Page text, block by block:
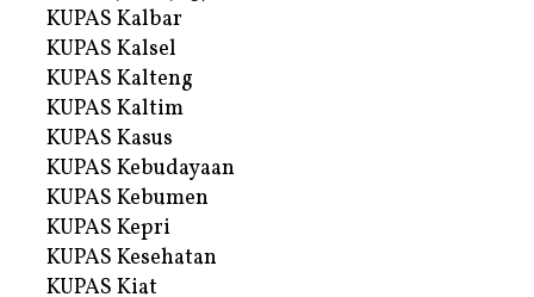
KUPAS Kalbar
KUPAS Kalsel
KUPAS Kalteng
KUPAS Kaltim
KUPAS Kasus
KUPAS Kebudayaan
KUPAS Kebumen
KUPAS Kepri
KUPAS Kesehatan
KUPAS Kiat